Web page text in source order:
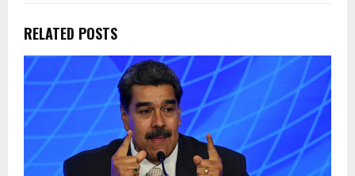
RELATED POSTS